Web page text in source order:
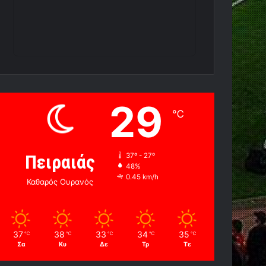
Πειραιάς
Καθαρός Ουρανός
29 ℃
37º - 27º
48%
0.45 km/h
37 ℃
Σα
38 ℃
Κυ
33 ℃
Δε
34 ℃
Τρ
35 ℃
Τε